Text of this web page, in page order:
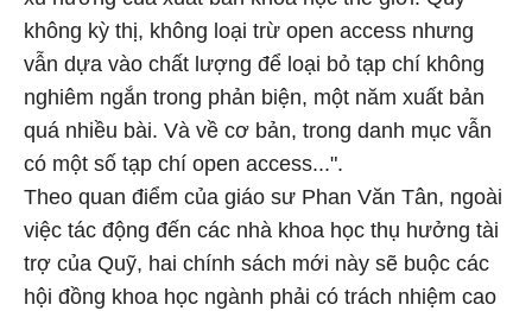
không kỳ thị, không loại trừ open access nhưng
vẫn dựa vào chất lượng để loại bỏ tạp chí không
nghiêm ngắn trong phản biện, một năm xuất bản
quá nhiều bài. Và về cơ bản, trong danh mục vẫn
có một số tạp chí open access...".
Theo quan điểm của giáo sư Phan Văn Tân, ngoài
việc tác động đến các nhà khoa học thụ hưởng tài
trợ của Quỹ, hai chính sách mới này sẽ buộc các
hội đồng khoa học ngành phải có trách nhiệm cao